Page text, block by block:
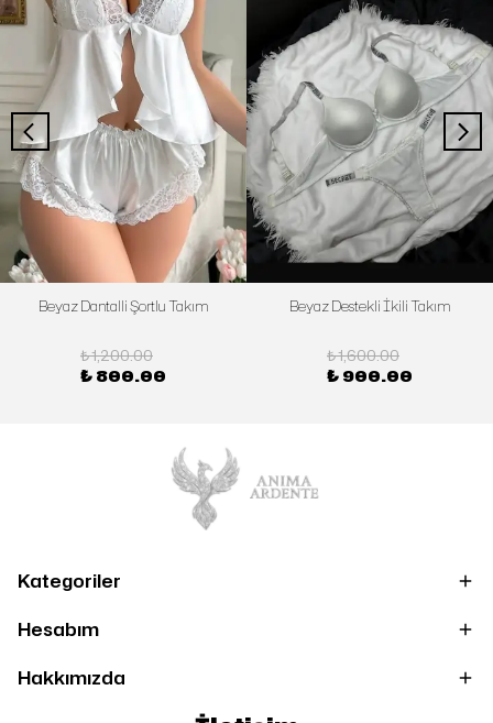
Beyaz Dantalli Şortlu Takım
₺ 1,200.00
₺ 800.00
Beyaz Destekli İkili Takım
₺ 1,600.00
₺ 900.00
Kategoriler
Hesabım
Hakkımızda